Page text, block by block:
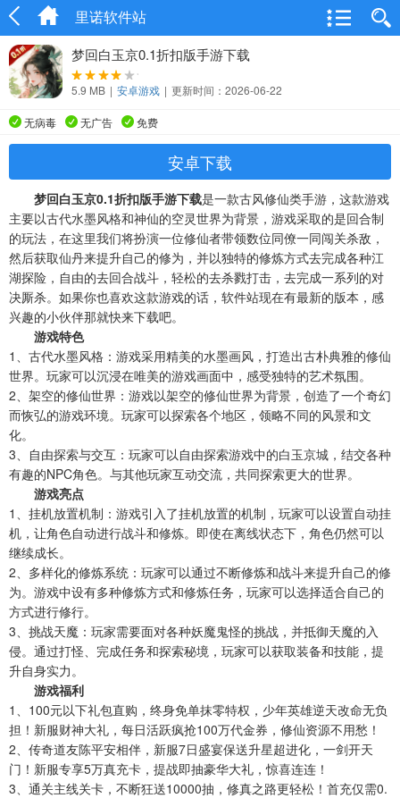
里诺软件站
梦回白玉京0.1折扣版手游下载
5.9 MB | 安卓游戏 | 更新时间：2026-06-22
无病毒 无广告 免费
安卓下载
梦回白玉京0.1折扣版手游下载是一款古风修仙类手游，这款游戏
主要以古代水墨风格和神仙的空灵世界为背景，游戏采取的是回合制
的玩法，在这里我们将扮演一位修仙者带领数位同僚一同闯关杀敌，
然后获取仙丹来提升自己的修为，并以独特的修炼方式去完成各种江
湖探险，自由的去回合战斗，轻松的去杀戮打击，去完成一系列的对
决厮杀。如果你也喜欢这款游戏的话，软件站现在有最新的版本，感
兴趣的小伙伴那就快来下载吧。
游戏特色
1、古代水墨风格：游戏采用精美的水墨画风，打造出古朴典雅的修仙
世界。玩家可以沉浸在唯美的游戏画面中，感受独特的艺术氛围。
2、架空的修仙世界：游戏以架空的修仙世界为背景，创造了一个奇幻
而恢弘的游戏环境。玩家可以探索各个地区，领略不同的风景和文
化。
3、自由探索与交互：玩家可以自由探索游戏中的白玉京城，结交各种
有趣的NPC角色。与其他玩家互动交流，共同探索更大的世界。
游戏亮点
1、挂机放置机制：游戏引入了挂机放置的机制，玩家可以设置自动挂
机，让角色自动进行战斗和修炼。即使在离线状态下，角色仍然可以
继续成长。
2、多样化的修炼系统：玩家可以通过不断修炼和战斗来提升自己的修
为。游戏中设有多种修炼方式和修炼任务，玩家可以选择适合自己的
方式进行修行。
3、挑战天魔：玩家需要面对各种妖魔鬼怪的挑战，并抵御天魔的入
侵。通过打怪、完成任务和探索秘境，玩家可以获取装备和技能，提
升自身实力。
游戏福利
1、100元以下礼包直购，终身免单抹零特权，少年英雄逆天改命无负
担！新服财神大礼，每日活跃疯抢100万代金券，修仙资源不用愁！
2、传奇道友陈平安相伴，新服7日盛宴保送升星超进化，一剑开天
门！新服专享5万真充卡，提战即抽豪华大礼，惊喜连连！
3、通关主线关卡，不断狂送10000抽，修真之路更轻松！首充仅需0.